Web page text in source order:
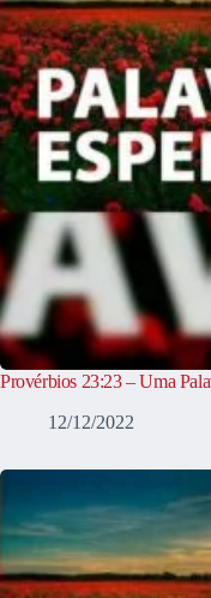
Provérbios 23:23 – Uma
12/12/2022